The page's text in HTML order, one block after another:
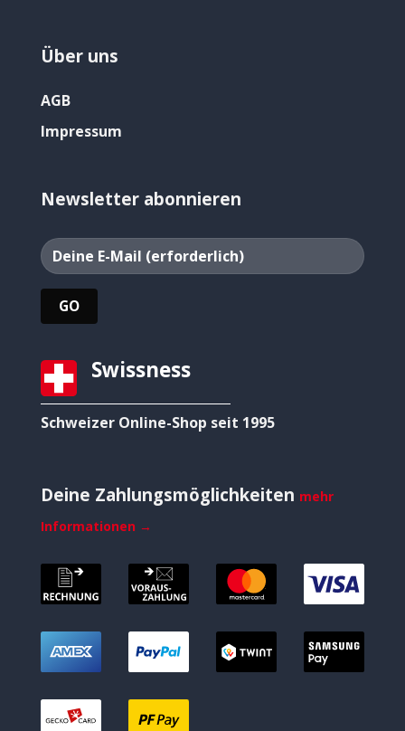
Über uns
AGB
Impressum
Newsletter abonnieren
Swissness
Schweizer Online-Shop seit 1995
Deine Zahlungsmöglichkeiten mehr
Informationen →